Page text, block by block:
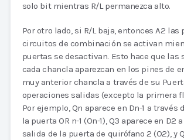
solo bit mientras R/L permanezca alto.
Por otro lado, si R/L baja, entonces A2 las
circuitos de combinación se activan
puertas se desactivan. Esto hace que las
cada chancla aparezcan en los pines de
muy anterior chancla a través de su
operaciones salidas (excepto la primera
Por ejemplo, Qn aparece en Dn-1 a través
la puerta OR n-1 (On-1), Q3 aparece en D2
salida de la puerta de quirófano 2 (O2), y